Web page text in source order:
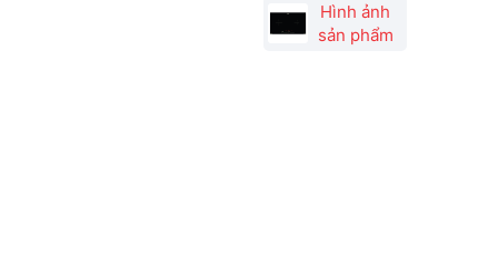
Hình ảnh
sản phẩm